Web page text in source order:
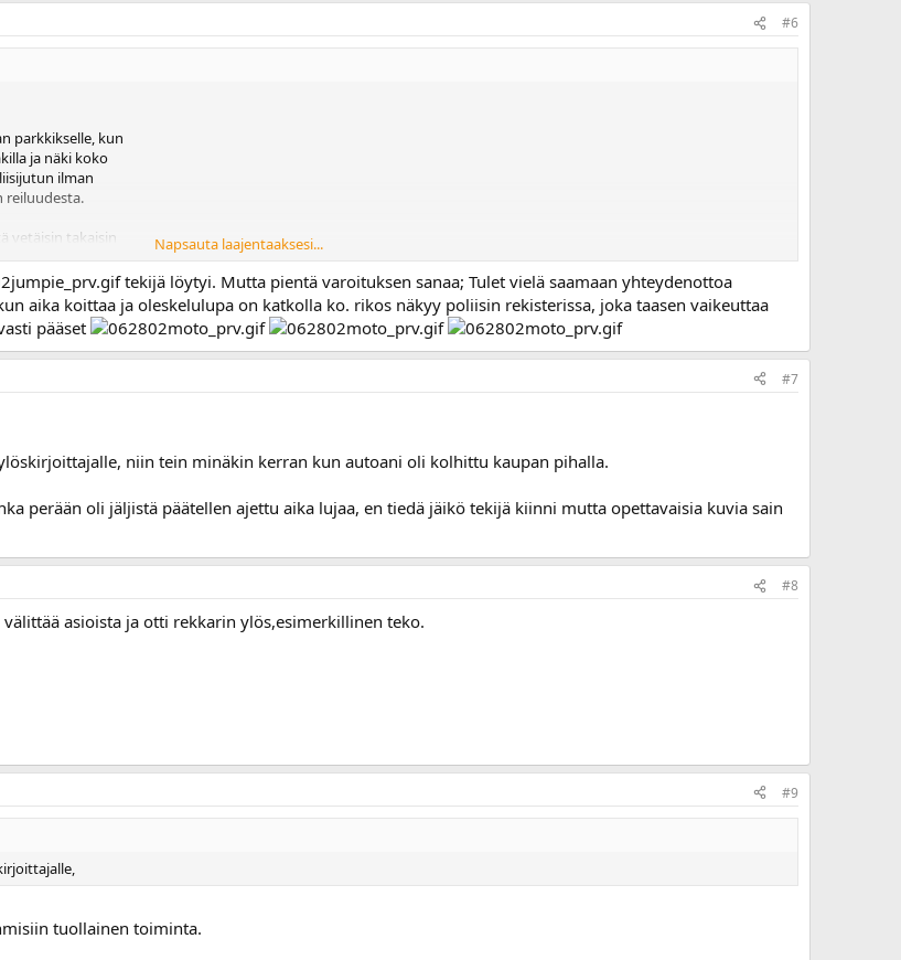
#6
parkkikselle, kun
ja näki koko
ilman
reiluudesta.
vetäisin takaisin
että sitä
ja varmaan olisin
se tyyppi sai
ajoissa.
Napsauta laajentaaksesi...
tekijä löytyi. Mutta pientä varoituksen sanaa; Tulet vielä saamaan yhteydenottoa
aika koittaa ja oleskelulupa on katkolla ko. rikos näkyy poliisin rekisterissa, joka taasen vaikeuttaa
pääset
#7
niin tein minäkin kerran kun autoani oli kolhittu kaupan pihalla.
perään oli jäljistä päätellen ajettu aika lujaa, en tiedä jäikö tekijä kiinni mutta opettavaisia kuvia sain
#8
asioista ja otti rekkarin ylös,esimerkillinen teko.
#9
tuollainen toiminta.